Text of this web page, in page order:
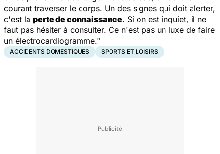
courant traverser le corps. Un des signes qui doit alerter,
c'est la perte de connaissance. Si on est inquiet, il ne
faut pas hésiter à consulter. Ce n'est pas un luxe de faire
un électrocardiogramme."
ACCIDENTS DOMESTIQUES SPORTS ET LOISIRS